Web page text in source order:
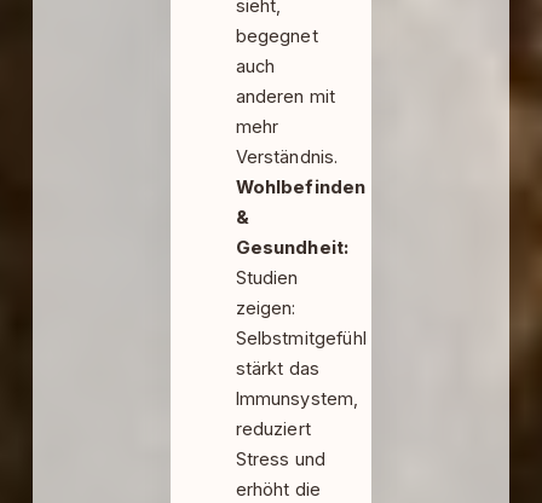
sieht,
begegnet
auch
anderen mit
mehr
Verständnis.
Wohlbefinden
&
Gesundheit:
Studien
zeigen:
Selbstmitgefühl
stärkt das
Immunsystem,
reduziert
Stress und
erhöht die